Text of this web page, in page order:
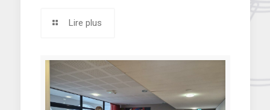
Lire plus